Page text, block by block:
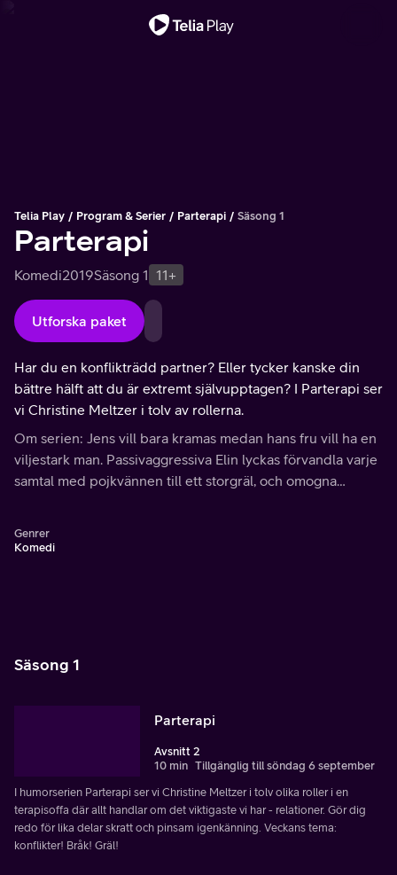
Telia Play Program & Serier Parterapi Säsong 1
Parterapi
Komedi2019Säsong 1 11+
Utforska paket
Har du en konflikträdd partner? Eller tycker kanske din
bättre hälft att du är extremt självupptagen? I Parterapi ser
vi Christine Meltzer i tolv av rollerna.
Om serien: Jens vill bara kramas medan hans fru vill ha en
viljestark man. Passivaggressiva Elin lyckas förvandla varje
samtal med pojkvännen till ett storgräl, och omogna
Genrer
Komedi
Säsong 1
Parterapi
Avsnitt 2
10 min Tillgänglig till söndag 6 september
I humorserien Parterapi ser vi Christine Meltzer i tolv olika roller i en
terapisoffa där allt handlar om det viktigaste vi har - relationer. Gör dig
redo för lika delar skratt och pinsam igenkänning. Veckans tema:
konflikter! Bråk! Gräl!